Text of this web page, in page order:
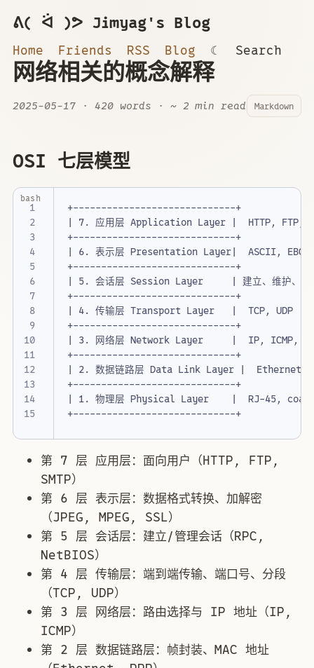
ᕕ( ᐛ )ᕗ Jimyag's Blog
Home Friends RSS Blog ☾ Search
网络相关的概念解释
2025-05-17 · 420 words · ~ 2 min read Markdown
OSI 七层模型
1
2
4
5
6
7
8
9
10
11
12
14
15
| 7. 应用层 Application Layer |
| 6. 表示层 Presentation Layer|
| 5. 会话层 Session Layer
|
| 4. 传输层 Transport Layer |
| 3. 网络层 Network Layer
|
| 2. 数据链路层 Data Link Layer |
| 1. 物理层 Physical Layer
|
bash
第 7 层 应用层：面向用户（HTTP, FTP,
SMTP）
第 6 层 表示层：数据格式转换、加解密
（JPEG, MPEG, SSL）
第 5 层 会话层：建立/管理会话（RPC,
NetBIOS）
第 4 层 传输层：端到端传输、端口号、分段
（TCP, UDP）
第 3 层 网络层：路由选择与 IP 地址（IP,
ICMP）
第 2 层 数据链路层：帧封装、MAC 地址